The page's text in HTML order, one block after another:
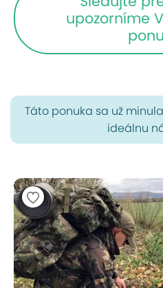
upozorníme
Táto ponuka sa už
ideálnu